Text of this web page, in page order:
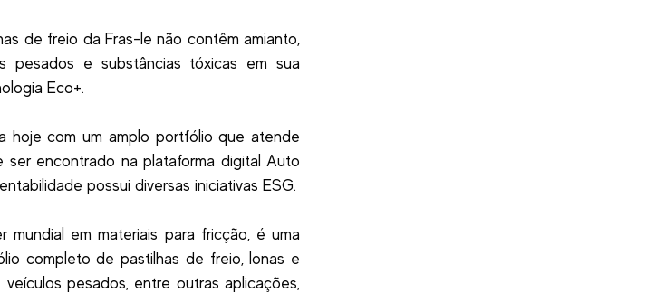
de freio da Fras-le não contêm amianto,
pesados e substâncias tóxicas em sua
Eco+.
hoje com um amplo portfólio que atende
encontrado na plataforma digital Auto
possui diversas iniciativas ESG.
em materiais para fricção, é uma
completo de pastilhas de freio, lonas e
pesados, entre outras aplicações,